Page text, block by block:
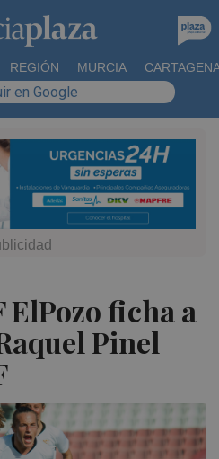
REGIÓN MURCIA
en Google
ElPozo ficha a
Pinel